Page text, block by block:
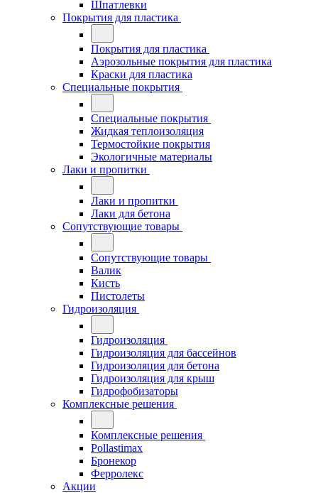
Шпатлевки
Покрытия для пластика
Покрытия для пластика
Аэрозольные покрытия для пластика
Краски для пластика
Специальные покрытия
Специальные покрытия
Жидкая теплоизоляция
Термостойкие покрытия
Экологичные материалы
Лаки и пропитки
Лаки и пропитки
Лаки для бетона
Сопутствующие товары
Сопутствующие товары
Валик
Кисть
Пистолеты
Гидроизоляция
Гидроизоляция
Гидроизоляция для бассейнов
Гидроизоляция для бетона
Гидроизоляция для крыш
Гидрофобизаторы
Комплексные решения
Комплексные решения
Pollastimax
Бронекор
Ферролекс
Акции